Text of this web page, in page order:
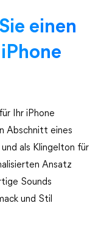
einen
Ihr iPhone
Abschnitt eines
als Klingelton für
Ansatz
Sounds
und Stil